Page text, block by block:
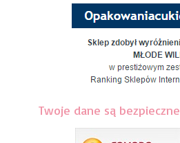
Twoje dane są bezpieczne